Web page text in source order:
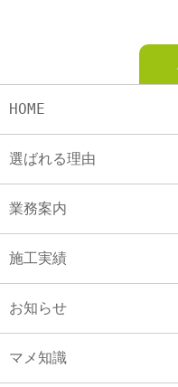
HOME
選ばれる理由
業務案内
施工実績
お知らせ
マメ知識